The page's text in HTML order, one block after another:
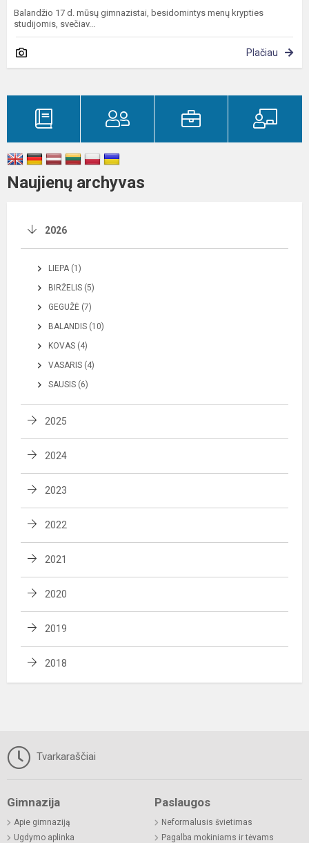
Balandžio 17 d. mūsų gimnazistai, besidomintys menų krypties
studijomis, svečiav...
Plačiau
Naujienų archyvas
2026
LIEPA (1)
BIRŽELIS (5)
GEGUŽĖ (7)
BALANDIS (10)
KOVAS (4)
VASARIS (4)
SAUSIS (6)
2025
2024
2023
2022
2021
2020
2019
2018
Tvarkaraščiai
Gimnazija
Apie gimnaziją
Ugdymo aplinka
Paslaugos
Neformalusis švietimas
Pagalba mokiniams ir tėvams